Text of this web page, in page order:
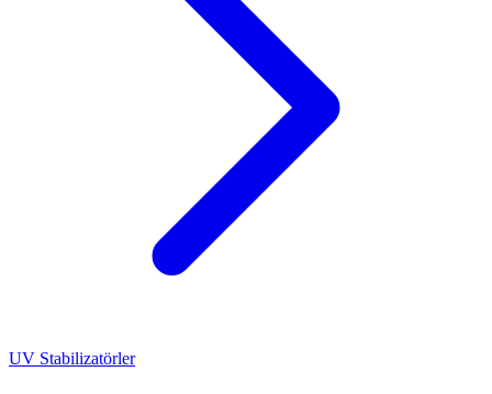
UV Stabilizatörler